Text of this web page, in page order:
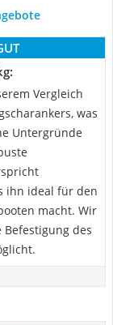
Vergleich
was
Untergründe
ihn ideal für den
macht. Wir
des